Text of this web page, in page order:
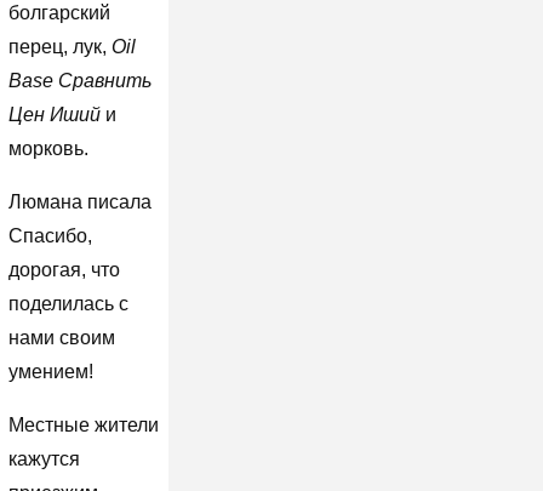
болгарский
перец, лук, Oil
Base Сравнить
Цен Ишийи
морковь.
Люмана писала
Спасибо,
дорогая, что
поделилась с
нами своим
умением!
Местные жители
кажутся